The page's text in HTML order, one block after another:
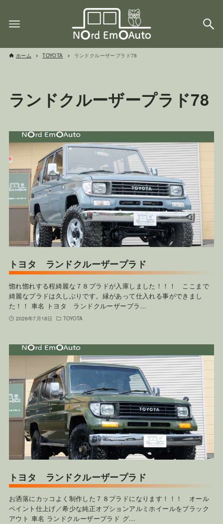
ホーム TOYOTA ランドクルーザープラド78
ランドクルーザープラド78
トヨタ ランドクルーザープラド
惚れ惚れする程綺麗な７８プラドが入庫しました！！！ ここまで
綺麗なプラドは久しぶりです。縁があって仕入れる事ができまし
た！！ 車名 トヨタ ランドクルーザープラ…
2026年7月18日 TOYOTA
トヨタ ランドクルーザープラド
お洒落にカッコよく制作した７８プラドになります！！！ オール
ペイント仕上げ／希少な純正オプションアルミホイールをブラック
アウト 車名 ランドクルーザープラド グ…